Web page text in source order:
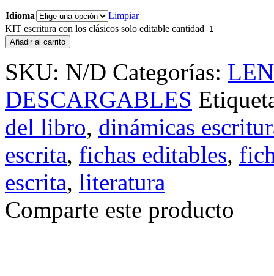
Idioma
Limpiar
KIT escritura con los clásicos solo editable cantidad
Añadir al carrito
SKU: N/D Categorías:
DESCARGABLES
del libro, dinámicas
escrita, fichas editables,
escrita, literatura
Comparte este producto